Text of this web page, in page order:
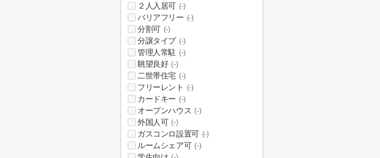
２人入居可 (-)
バリアフリー (-)
分割可 (-)
分譲タイプ (-)
管理人常駐 (-)
眺望良好 (-)
二世帯住宅 (-)
フリーレント (-)
カードキー (-)
オープンハウス (-)
外国人可 (-)
ガスコンロ設置可 (-)
ルームシェア可 (-)